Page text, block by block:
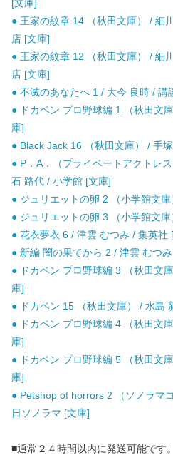
[文庫]
● 王家の紋章 14 （秋田文庫） / 細
店 [文庫]
● 王家の紋章 12 （秋田文庫） / 細
店 [文庫]
● 不滅のあなたへ 1 / 大今 良時 / 講
● ドカベン プロ野球編 1 （秋田文
庫]
● Black Jack 16 （秋田文庫） / 手
● P．A．（プライベートアクトレ
石 路代 / 小学館 [文庫]
● ジュリエットの卵 2 （小学館文
● ジュリエットの卵 3 （小学館文
● 花衣夢衣 6 / 津雲 むつみ / 集英社
● 新編 闇の果てから 2 / 津雲 むつ
● ドカベン プロ野球編 3 （秋田文
庫]
● ドカベン 15 （秋田文庫） / 水島
● ドカベン プロ野球編 4 （秋田文
庫]
● ドカベン プロ野球編 5 （秋田文
庫]
● Petshop of horrors 2 （ソノラマ
日ソノラマ [文庫]
■通常２４時間以内に発送可能です。